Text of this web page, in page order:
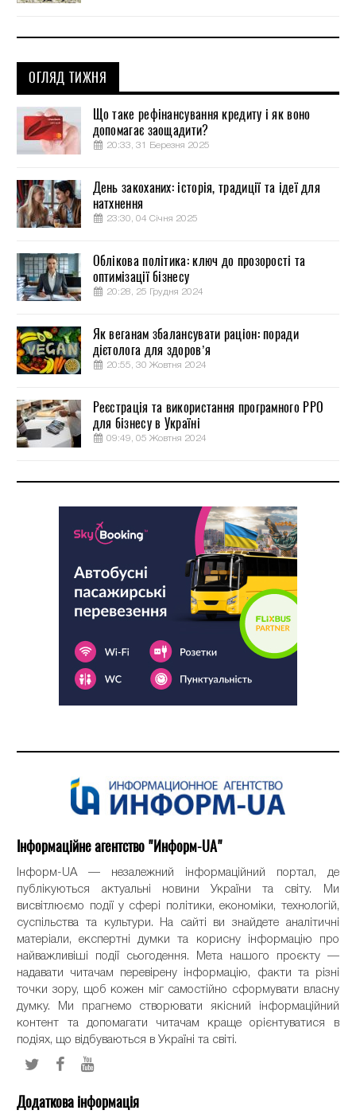
ОГЛЯД ТИЖНЯ
Що таке рефінансування кредиту і як воно
допомагає заощадити?
20:33, 31 Березня 2025
День закоханих: історія, традиції та ідеї для
натхнення
23:30, 04 Січня 2025
Облікова політика: ключ до прозорості та
оптимізації бізнесу
20:28, 25 Грудня 2024
Як веганам збалансувати раціон: поради
дієтолога для здоров’я
20:55, 30 Жовтня 2024
Реєстрація та використання програмного РРО
для бізнесу в Україні
09:49, 05 Жовтня 2024
Інформаційне агентство "Информ-UA"
Інформ-UA — незалежний інформаційний портал, де
публікуються актуальні новини України та світу. Ми
висвітлюємо події у сфері політики, економіки, технологій,
суспільства та культури. На сайті ви знайдете аналітичні
матеріали, експертні думки та корисну інформацію про
найважливіші події сьогодення. Мета нашого проєкту —
надавати читачам перевірену інформацію, факти та різні
точки зору, щоб кожен міг самостійно сформувати власну
думку. Ми прагнемо створювати якісний інформаційний
контент та допомагати читачам краще орієнтуватися в
подіях, що відбуваються в Україні та світі.
Додаткова інформація